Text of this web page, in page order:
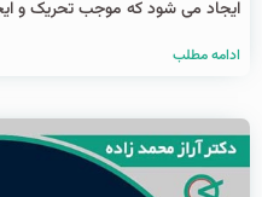
ایجاد می شود که موجب تحریک و
ادامه مطلب